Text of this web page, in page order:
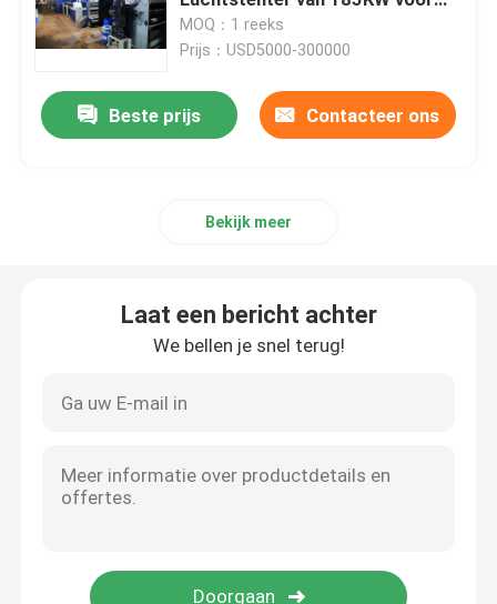
Textiel Drogende Machine
Stoffenhitte het Plaatsen Machine
textiel vervende machine
Textieldrukmachine
Tuimel Drogende Machine
Geweven Stoffen beëindigen
MOQ：1 reeks
Prijs：USD5000-300000
Beste prijs Contacteer ons
Bekijk meer
Laat een bericht achter
We bellen je snel terug!